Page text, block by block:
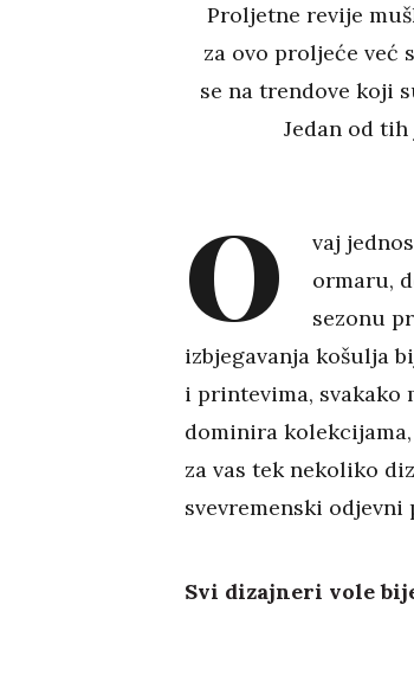
Proljetne revije
za ovo proljeće već
se na trendove koji
Jedan od
O
vaj
ormaru,
sezonu
izbjegavanja košulja
i printevima, svakako
dominira
za vas tek nekoliko
svevremenski
Svi dizajneri vole